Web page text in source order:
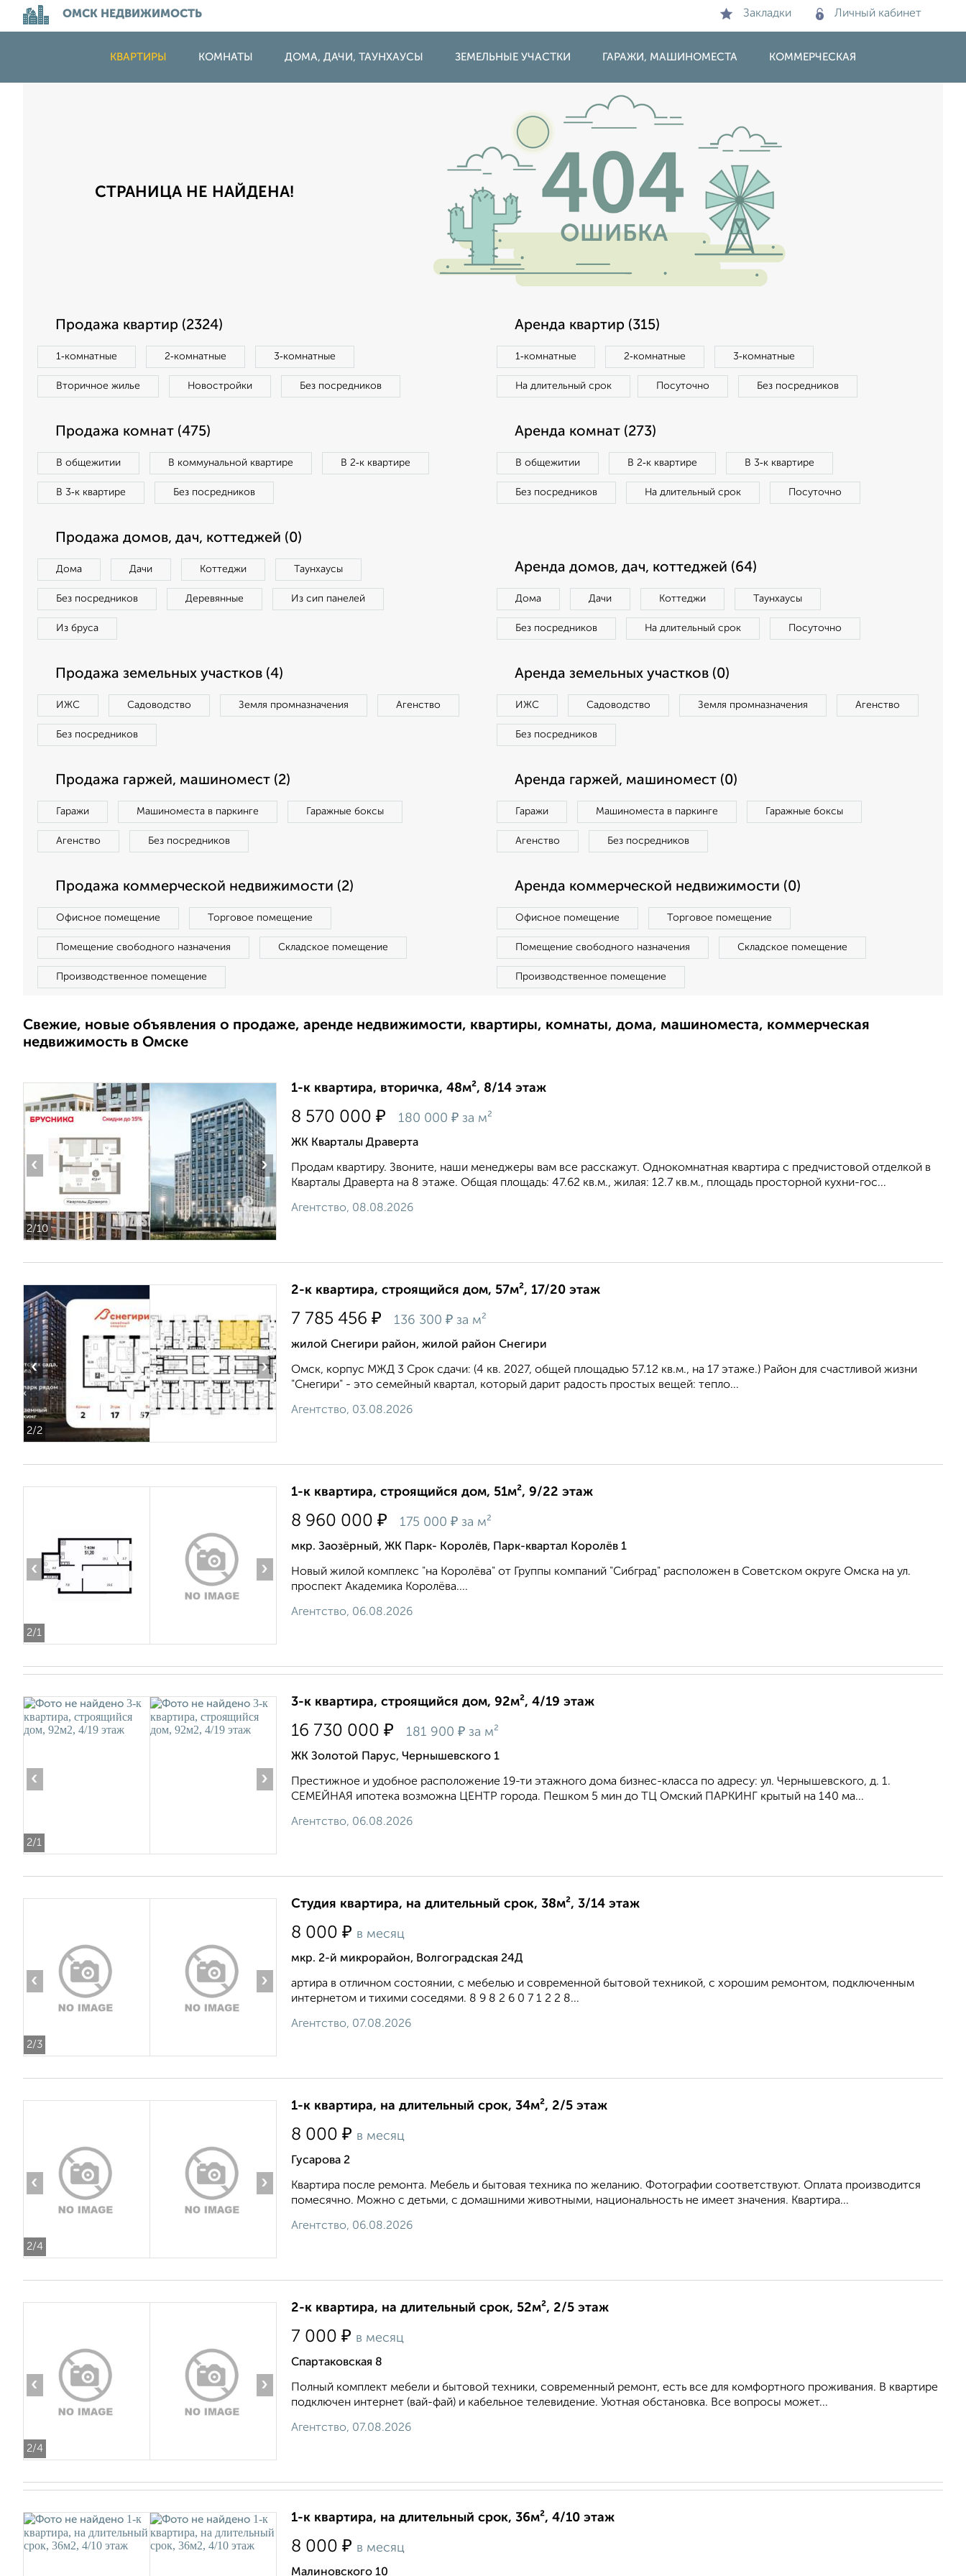
ОМСК НЕДВИЖИМОСТЬ Закладки Личный кабинет
КВАРТИРЫ КОМНАТЫ ДОМА, ДАЧИ, ТАУНХАУСЫ ЗЕМЕЛЬНЫЕ УЧАСТКИ ГАРАЖИ, МАШИНОМЕСТА КОММЕРЧЕСКАЯ
СТРАНИЦА НЕ НАЙДЕНА!
Продажа квартир (2324)
1‑комнатные 2‑комнатные 3‑комнатные
Вторичное жилье Новостройки Без посредников
Аренда квартир (315)
1‑комнатные 2‑комнатные 3‑комнатные
На длительный срок Посуточно Без посредников
Продажа комнат (475)
В общежитии В коммунальной квартире В 2‑к квартире
В 3‑к квартире Без посредников
Аренда комнат (273)
В общежитии В 2‑к квартире В 3‑к квартире
Без посредников На длительный срок Посуточно
Продажа домов, дач, коттеджей (0)
Дома Дачи Коттеджи Таунхаусы
Без посредников Деревянные Из сип панелей
Из бруса
Аренда домов, дач, коттеджей (64)
Дома Дачи Коттеджи Таунхаусы
Без посредников На длительный срок Посуточно
Продажа земельных участков (4)
ИЖС Садоводство Земля промназначения Агенство
Без посредников
Аренда земельных участков (0)
ИЖС Садоводство Земля промназначения Агенство
Без посредников
Продажа гаржей, машиномест (2)
Гаражи Машиноместа в паркинге Гаражные боксы
Агенство Без посредников
Аренда гаржей, машиномест (0)
Гаражи Машиноместа в паркинге Гаражные боксы
Агенство Без посредников
Продажа коммерческой недвижимости (2)
Офисное помещение Торговое помещение
Помещение свободного назначения Складское помещение
Производственное помещение
Аренда коммерческой недвижимости (0)
Офисное помещение Торговое помещение
Помещение свободного назначения Складское помещение
Производственное помещение
Свежие, новые объявления о продаже, аренде недвижимости, квартиры, комнаты, дома, машиноместа, коммерческая
недвижимость в Омске
2/10
‹ ›
1-к квартира, вторичка, 48м², 8/14 этаж
8 570 000 ₽ 180 000 ₽ за м²
ЖК Кварталы Драверта
Продам квартиру. Звоните, наши менеджеры вам все расскажут. Однокомнатная квартира с предчистовой отделкой в
Кварталы Драверта на 8 этаже. Общая площадь: 47.62 кв.м., жилая: 12.7 кв.м., площадь просторной кухни-гос...
Агентство, 08.08.2026
2/2
‹ ›
2-к квартира, строящийся дом, 57м², 17/20 этаж
7 785 456 ₽ 136 300 ₽ за м²
жилой Снегири район, жилой район Снегири
Омск, корпус МЖД 3 Срок сдачи: (4 кв. 2027, общей площадью 57.12 кв.м., на 17 этаже.) Район для счастливой жизни
"Снегири" - это семейный квартал, который дарит радость простых вещей: тепло...
Агентство, 03.08.2026
2/1
‹ ›
1-к квартира, строящийся дом, 51м², 9/22 этаж
8 960 000 ₽ 175 000 ₽ за м²
мкр. Заозёрный, ЖК Парк- Королёв, Парк-квартал Королёв 1
Новый жилой комплекс "на Королёва" от Группы компаний "Сибград" расположен в Советском округе Омска на ул.
проспект Академика Королёва....
Агентство, 06.08.2026
2/1
‹ ›
3-к квартира, строящийся дом, 92м², 4/19 этаж
16 730 000 ₽ 181 900 ₽ за м²
ЖК Золотой Парус, Чернышевского 1
Престижное и удобное расположение 19-ти этажного дома бизнес-класса по адресу: ул. Чернышевского, д. 1.
СЕМЕЙНАЯ ипотека возможна ЦЕНТР города. Пешком 5 мин до ТЦ Омский ПАРКИНГ крытый на 140 ма...
Агентство, 06.08.2026
2/3
‹ ›
Студия квартира, на длительный срок, 38м², 3/14 этаж
8 000 ₽ в месяц
мкр. 2-й микрорайон, Волгоградская 24Д
артира в отличном состоянии, с мебелью и современной бытовой техникой, с хорошим ремонтом, подключенным
интернетом и тихими соседями. 8 9 8 2 6 0 7 1 2 2 8...
Агентство, 07.08.2026
2/4
‹ ›
1-к квартира, на длительный срок, 34м², 2/5 этаж
8 000 ₽ в месяц
Гусарова 2
Квартира после ремонта. Мебель и бытовая техника по желанию. Фотографии соответствуют. Оплата производится
помесячно. Можно с детьми, с домашними животными, национальность не имеет значения. Квартира...
Агентство, 06.08.2026
2/4
‹ ›
2-к квартира, на длительный срок, 52м², 2/5 этаж
7 000 ₽ в месяц
Спартаковская 8
Полный комплект мебели и бытовой техники, современный ремонт, есть все для комфортного проживания. В квартире
подключен интернет (вай-фай) и кабельное телевидение. Уютная обстановка. Все вопросы может...
Агентство, 07.08.2026
1-к квартира, на длительный срок, 36м², 4/10 этаж
8 000 ₽ в месяц
Малиновского 10